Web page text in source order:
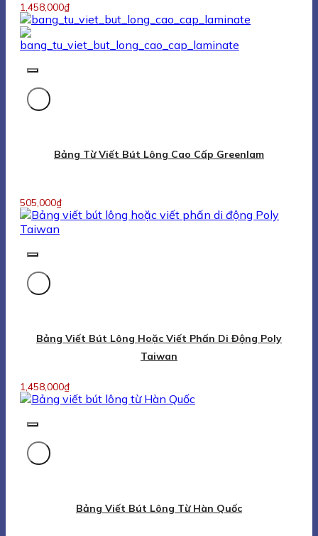
1,458,000₫
Bảng Từ Viết Bút Lông Cao Cấp Greenlam
505,000₫
Bảng Viết Bút Lông Hoặc Viết Phấn Di Động Poly
Taiwan
1,458,000₫
Bảng Viết Bút Lông Từ Hàn Quốc